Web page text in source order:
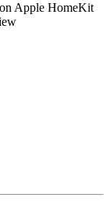
Apple HomeKit